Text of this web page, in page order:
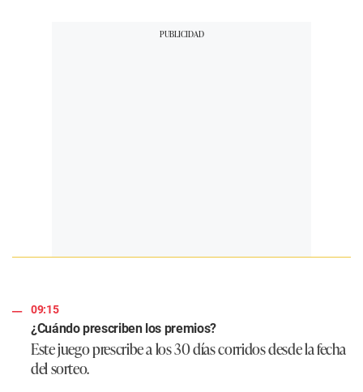
09:15
¿Cuándo prescriben los premios?
Este juego prescribe a los 30 días corridos desde la fecha
del sorteo.